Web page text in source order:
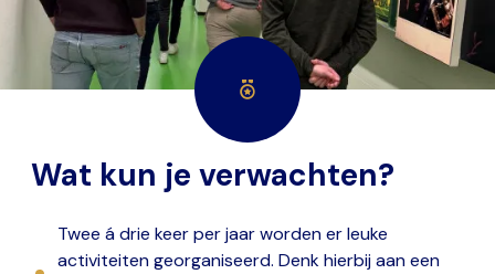
Wat kun je verwachten?
Twee á drie keer per jaar worden er leuke
activiteiten georganiseerd. Denk hierbij aan een